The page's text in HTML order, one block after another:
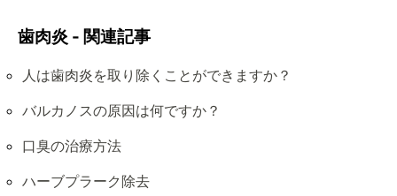
歯肉炎 - 関連記事
人は歯肉炎を取り除くことができますか？
バルカノスの原因は何ですか？
口臭の治療方法
ハーブプラーク除去